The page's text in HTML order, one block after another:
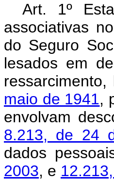
Art. 1º
associativas
do Seguro
lesados em
maio de 1941,
envolvam
8.213, de 24
dados
2003, e